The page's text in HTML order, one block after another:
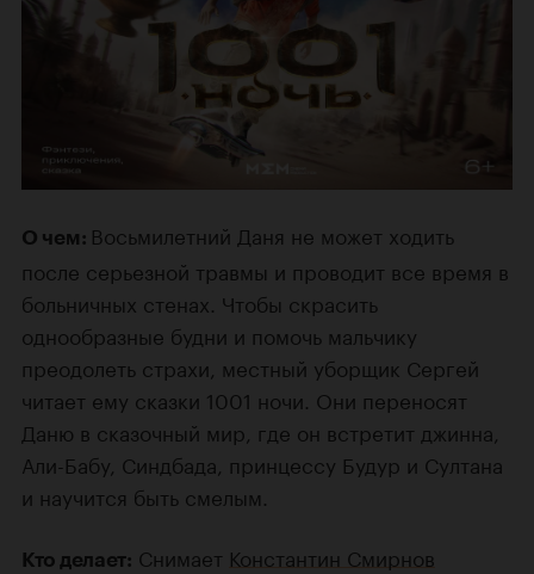
О чем: Восьмилетний Даня не может ходить
после серьезной травмы и проводит все время в
больничных стенах. Чтобы скрасить
однообразные будни и помочь мальчику
преодолеть страхи, местный уборщик Сергей
читает ему сказки 1001 ночи. Они переносят
Даню в сказочный мир, где он встретит джинна,
Али-Бабу, Синдбада, принцессу Будур и Султана
и научится быть смелым.
Кто делает: Снимает Константин Смирнов